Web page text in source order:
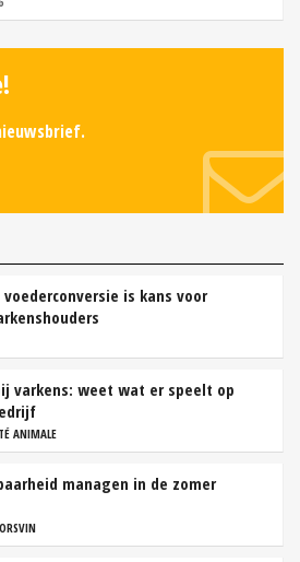
voederconversie is kans voor
varkens: weet wat er speelt op
ANIMALE
managen in de zomer